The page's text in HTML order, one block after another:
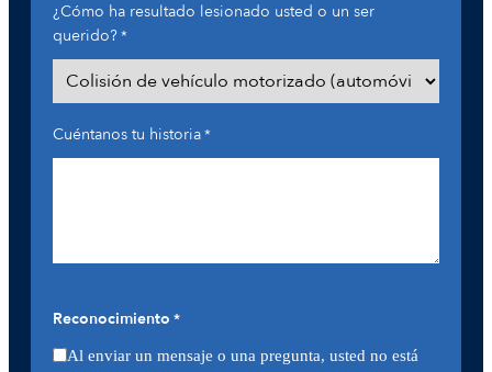
¿Cómo ha resultado lesionado usted o un ser
querido?*
Cuéntanos tu historia*
Reconocimiento *
Al enviar un mensaje o una pregunta, usted no está